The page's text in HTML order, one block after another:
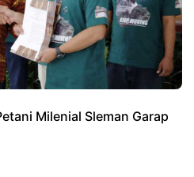
Milenial Sleman Garap